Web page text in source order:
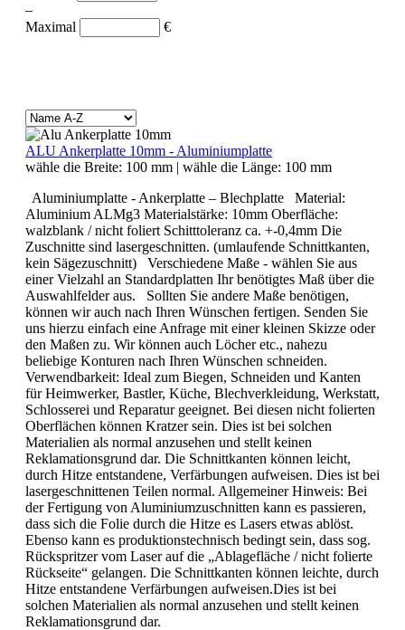
–
Maximal
€
ALU Ankerplatte 10mm - Aluminiumplatte
wähle die Breite: 100 mm | wähle die Länge: 100 mm
Aluminiumplatte - Ankerplatte – Blechplatte Material:
Aluminium ALMg3 Materialstärke: 10mm Oberfläche:
walzblank / nicht foliert Schitttoleranz ca. +-0,4mm Die
Zuschnitte sind lasergeschnitten. (umlaufende Schnittkanten,
kein Sägezuschnitt) Verschiedene Maße - wählen Sie aus
einer Vielzahl an Standardplatten Ihr benötigtes Maß über die
Auswahlfelder aus. Sollten Sie andere Maße benötigen,
können wir auch nach Ihren Wünschen fertigen. Senden Sie
uns hierzu einfach eine Anfrage mit einer kleinen Skizze oder
den Maßen zu. Wir können auch Löcher etc., nahezu
beliebige Konturen nach Ihren Wünschen schneiden.
Verwendbarkeit: Ideal zum Biegen, Schneiden und Kanten
für Heimwerker, Bastler, Küche, Blechverkleidung, Werkstatt,
Schlosserei und Reparatur geeignet. Bei diesen nicht folierten
Oberflächen können Kratzer sein. Dies ist bei solchen
Materialien als normal anzusehen und stellt keinen
Reklamationsgrund dar. Die Schnittkanten können leicht,
durch Hitze entstandene, Verfärbungen aufweisen. Dies ist bei
lasergeschnittenen Teilen normal. Allgemeiner Hinweis: Bei
der Fertigung von Aluminiumzuschnitten kann es passieren,
dass sich die Folie durch die Hitze es Lasers etwas ablöst.
Ebenso kann es produktionstechnisch bedingt sein, dass sog.
Rückspritzer vom Laser auf die „Ablagefläche / nicht folierte
Rückseite“ gelangen. Die Schnittkanten können leichte, durch
Hitze entstandene Verfärbungen aufweisen.Dies ist bei
solchen Materialien als normal anzusehen und stellt keinen
Reklamationsgrund dar.